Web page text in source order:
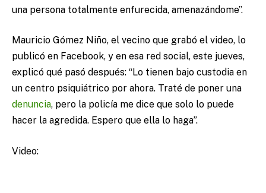
una persona totalmente enfurecida, amenazándome”.
Mauricio Gómez Niño, el vecino que grabó el video, lo
publicó en Facebook, y en esa red social, este jueves,
explicó qué pasó después: “Lo tienen bajo custodia en
un centro psiquiátrico por ahora. Traté de poner una
denuncia, pero la policía me dice que solo lo puede
hacer la agredida. Espero que ella lo haga”.
Video: